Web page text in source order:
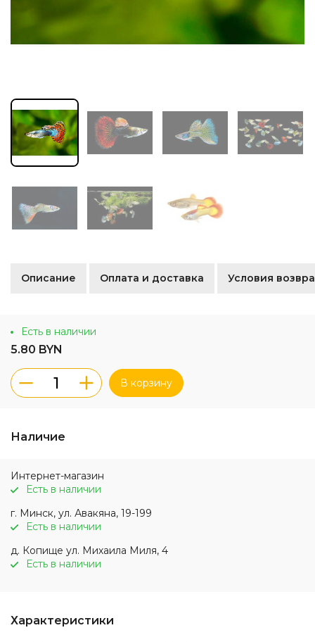
Описание Оплата и доставка Условия
Есть в наличии
5.80 BYN
В корзину
Наличие
Интернет-магазин
Есть в наличии
г. Минск, ул. Авакяна, 19-199
Есть в наличии
д. Копище ул. Михаила Миля, 4
Есть в наличии
Характеристики